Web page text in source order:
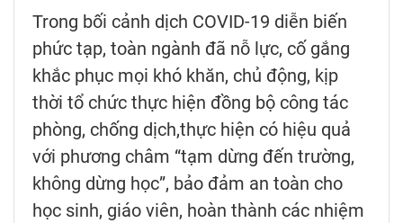
Trong bối cảnh dịch COVID-19 diễn biến
phức tạp, toàn ngành đã nỗ lực, cố gắng
khắc phục mọi khó khăn, chủ động, kịp
thời tổ chức thực hiện đồng bộ công tác
phòng, chống dịch,thực hiện có hiệu quả
với phương châm “tạm dừng đến trường,
không dừng học”, bảo đảm an toàn cho
học sinh, giáo viên, hoàn thành các nhiệm